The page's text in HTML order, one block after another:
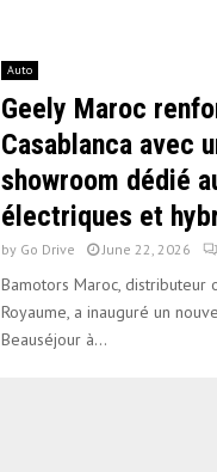
Auto
Geely Maroc
Casablanca avec
showroom dédié
électriques et
by Go Drive June 22, 2026
Bamotors Maroc, distributeur
Royaume, a inauguré un
Beauséjour à...